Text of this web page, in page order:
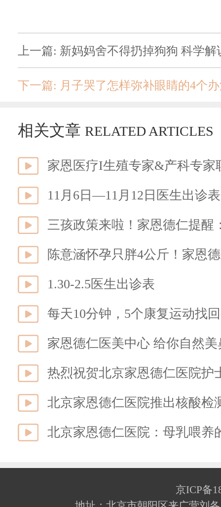
相关文章 RELATED ARTICLES
家恩医疗I生殖专家&产科专
11月6日—11月12日医生出诊表
三孩政策来啦！家恩德仁提醒
1.30-2.5医生出诊表
每天10分钟，5个康复运动找
家恩德仁医美中心 给你自然美
北京家恩德仁医院推出核酸检
北京家恩德仁医院：母乳喂养
京ICP备